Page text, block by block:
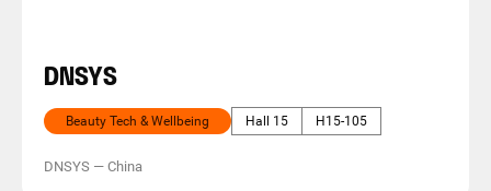
DNSYS
Beauty Tech & Wellbeing Hall 15 H15-105
DNSYS — China